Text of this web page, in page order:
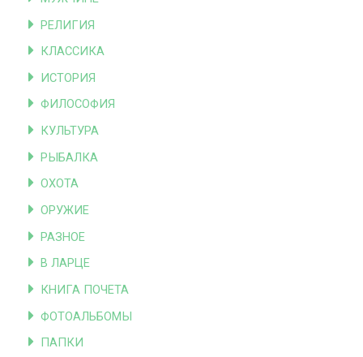
РЕЛИГИЯ
КЛАССИКА
ИСТОРИЯ
ФИЛОСОФИЯ
КУЛЬТУРА
РЫБАЛКА
ОХОТА
ОРУЖИЕ
РАЗНОЕ
В ЛАРЦЕ
КНИГА ПОЧЕТА
ФОТОАЛЬБОМЫ
ПАПКИ